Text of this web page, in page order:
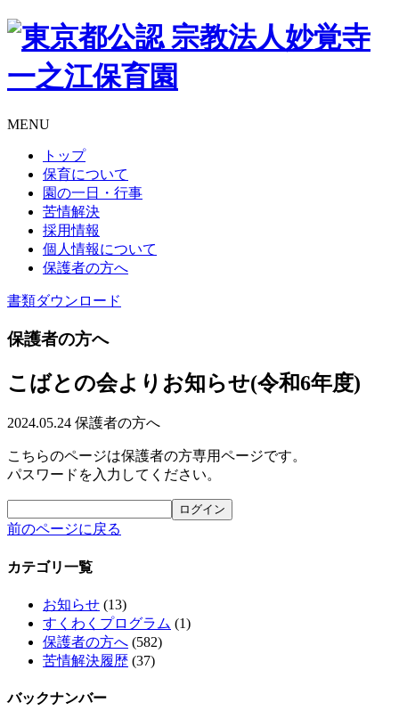
MENU
トップ
保育について
園の一日・行事
苦情解決
採用情報
個人情報について
保護者の方へ
書類ダウンロード
保護者の方へ
こばとの会よりお知らせ(令和6年度)
2024.05.24 保護者の方へ
こちらのページは保護者の方専用ページです。
パスワードを入力してください。
前のページに戻る
カテゴリ一覧
お知らせ (13)
すくわくプログラム (1)
保護者の方へ (582)
苦情解決履歴 (37)
バックナンバー